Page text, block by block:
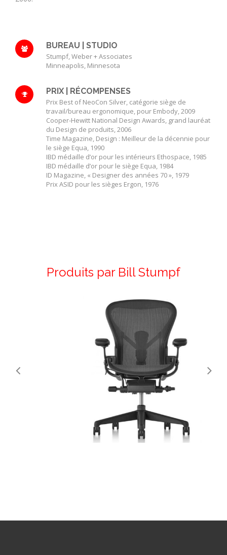
BUREAU | STUDIO
Stumpf, Weber + Associates
Minneapolis, Minnesota
PRIX | RÉCOMPENSES
Prix Best of NeoCon Silver, catégorie siège de
travail/bureau ergonomique, pour Embody, 2009
Cooper-Hewitt National Design Awards, grand lauréat
du Design de produits, 2006
Time Magazine, Design : Meilleur de la décennie pour
le siège Equa, 1990
IBD médaille d’or pour les intérieurs Ethospace, 1985
IBD médaille d’or pour le siège Equa, 1984
ID Magazine, « Designer des années 70 », 1979
Prix ASID pour les sièges Ergon, 1976
Produits par Bill Stumpf